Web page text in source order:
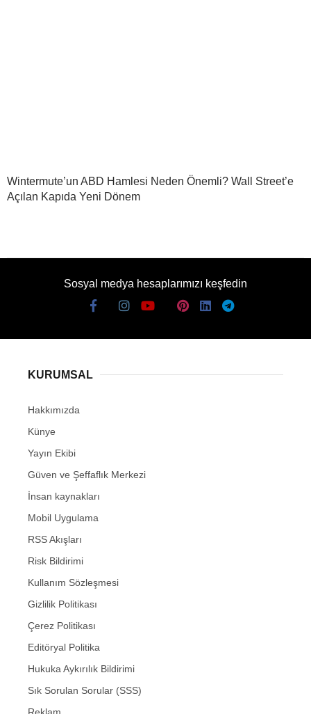
Wintermute’un ABD Hamlesi Neden Önemli? Wall Street’e
Açılan Kapıda Yeni Dönem
Sosyal medya hesaplarımızı keşfedin
KURUMSAL
Hakkımızda
Künye
Yayın Ekibi
Güven ve Şeffaflık Merkezi
İnsan kaynakları
Mobil Uygulama
RSS Akışları
Risk Bildirimi
Kullanım Sözleşmesi
Gizlilik Politikası
Çerez Politikası
Editöryal Politika
Hukuka Aykırılık Bildirimi
Sık Sorulan Sorular (SSS)
Reklam